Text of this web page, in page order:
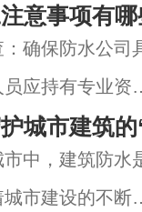
意事项有
确保防水公司
应持有专业资
。材料选择：
能、物理性能和
关标准要求。
城市建筑的
中，建筑防水
市建设的不断